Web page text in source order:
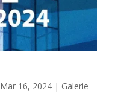
Mar 16, 2024| Galerie